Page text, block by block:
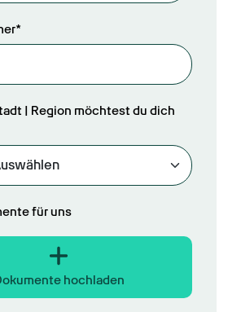
| Region möchtest du dich
für uns
hochladen